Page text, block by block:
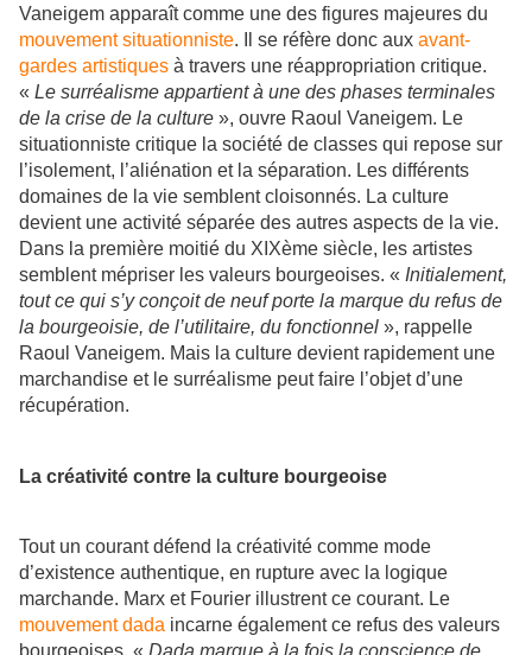
Vaneigem apparaît comme une des figures majeures du
mouvement situationniste. Il se réfère donc aux avant-
gardes artistiques à travers une réappropriation critique.
« Le surréalisme appartient à une des phases terminales
de la crise de la culture », ouvre Raoul Vaneigem. Le
situationniste critique la société de classes qui repose sur
l’isolement, l’aliénation et la séparation. Les différents
domaines de la vie semblent cloisonnés. La culture
devient une activité séparée des autres aspects de la vie.
Dans la première moitié du XIXème siècle, les artistes
semblent mépriser les valeurs bourgeoises. « Initialement,
tout ce qui s’y conçoit de neuf porte la marque du refus de
la bourgeoisie, de l’utilitaire, du fonctionnel », rappelle
Raoul Vaneigem. Mais la culture devient rapidement une
marchandise et le surréalisme peut faire l’objet d’une
récupération.
La créativité contre la culture bourgeoise
Tout un courant défend la créativité comme mode
d’existence authentique, en rupture avec la logique
marchande. Marx et Fourier illustrent ce courant. Le
mouvement dada incarne également ce refus des valeurs